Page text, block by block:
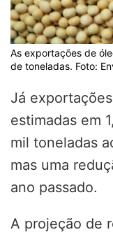
As exportações de
de toneladas. Foto:
Já
estimadas em
mil toneladas
mas uma
ano passado.
A projeção de